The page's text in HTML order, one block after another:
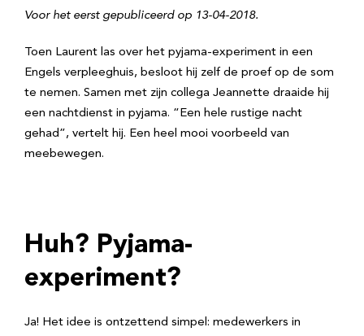
Voor het eerst gepubliceerd op 13-04-2018.
Toen Laurent las over het pyjama-experiment in een
Engels verpleeghuis, besloot hij zelf de proef op de som
te nemen. Samen met zijn collega Jeannette draaide hij
een nachtdienst in pyjama. “Een hele rustige nacht
gehad”, vertelt hij. Een heel mooi voorbeeld van
meebewegen.
Huh? Pyjama-
experiment?
Ja! Het idee is ontzettend simpel: medewerkers in